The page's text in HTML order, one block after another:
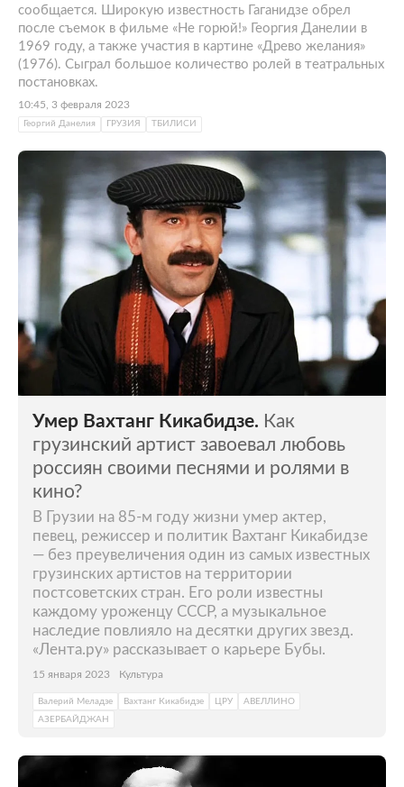
сообщается. Широкую известность Гаганидзе обрел
после съемок в фильме «Не горюй!» Георгия Данелии в
1969 году, а также участия в картине «Древо желания»
(1976). Сыграл большое количество ролей в театральных
постановках.
10:45, 3 февраля 2023
Георгий Данелия ГРУЗИЯ ТБИЛИСИ
Умер Вахтанг Кикабидзе. Как
грузинский артист завоевал любовь
россиян своими песнями и ролями в
кино?
В Грузии на 85-м году жизни умер актер,
певец, режиссер и политик Вахтанг Кикабидзе
— без преувеличения один из самых известных
грузинских артистов на территории
постсоветских стран. Его роли известны
каждому уроженцу СССР, а музыкальное
наследие повлияло на десятки других звезд.
«Лента.ру» рассказывает о карьере Бубы.
15 января 2023 Культура
Валерий Меладзе Вахтанг Кикабидзе ЦРУ
АВЕЛЛИНО
АЗЕРБАЙДЖАН